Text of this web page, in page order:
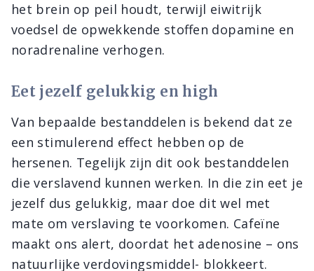
het brein op peil houdt, terwijl eiwitrijk
voedsel de opwekkende stoffen dopamine en
noradrenaline verhogen.
Eet jezelf gelukkig en high
Van bepaalde bestanddelen is bekend dat ze
een stimulerend effect hebben op de
hersenen. Tegelijk zijn dit ook bestanddelen
die verslavend kunnen werken. In die zin eet je
jezelf dus gelukkig, maar doe dit wel met
mate om verslaving te voorkomen. Cafeïne
maakt ons alert, doordat het adenosine – ons
natuurlijke verdovingsmiddel- blokkeert.